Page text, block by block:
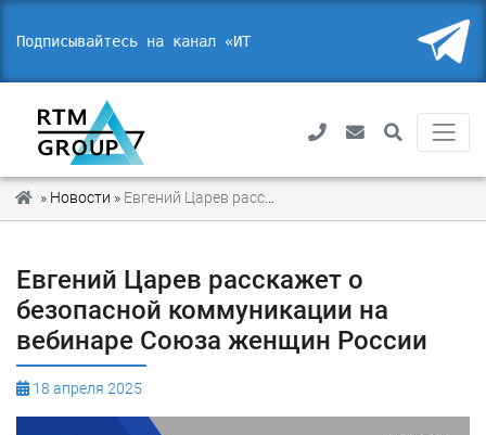
Подписывайтесь на канал «ИТ.
» Новости » Евгений Царев расскажет о безопасной коммуникации на вебинаре Союза женщин России
Евгений Царев расскажет о
безопасной коммуникации на
вебинаре Союза женщин России
18 апреля 2025